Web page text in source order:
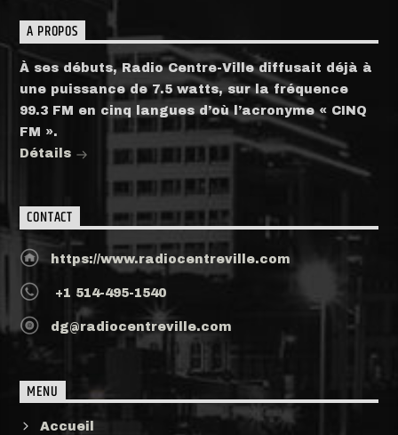
A PROPOS
À ses débuts, Radio Centre-Ville diffusait déjà à
une puissance de 7.5 watts, sur la fréquence
99.3 FM en cinq langues d’où l’acronyme « CINQ
FM ».
Détails
CONTACT
https://www.radiocentreville.com
+1 514-495-1540
dg@radiocentreville.com
MENU
Accueil